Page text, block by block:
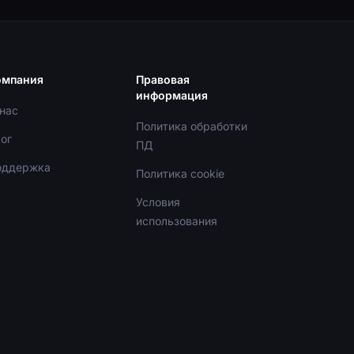
Правовая
информация
Политика обработки
ПД
Политика cookie
Условия
использования